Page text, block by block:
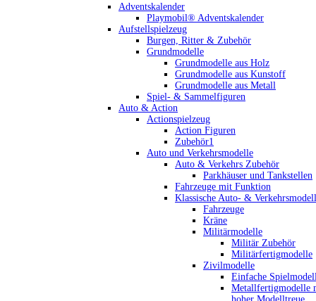
Adventskalender
Playmobil® Adventskalender
Aufstellspielzeug
Burgen, Ritter & Zubehör
Grundmodelle
Grundmodelle aus Holz
Grundmodelle aus Kunstoff
Grundmodelle aus Metall
Spiel- & Sammelfiguren
Auto & Action
Actionspielzeug
Action Figuren
Zubehör1
Auto und Verkehrsmodelle
Auto & Verkehrs Zubehör
Parkhäuser und Tankstellen
Fahrzeuge mit Funktion
Klassische Auto- &
Fahrzeuge
Kräne
Militärmodelle
Militär Zubehör
Militärfertigmodelle
Zivilmodelle
Einfache
Metallfertigmodelle